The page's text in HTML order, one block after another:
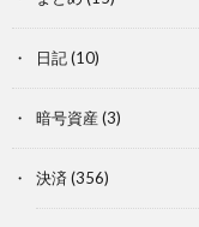
日記(10)
暗号資産 (3)
決済 (356)